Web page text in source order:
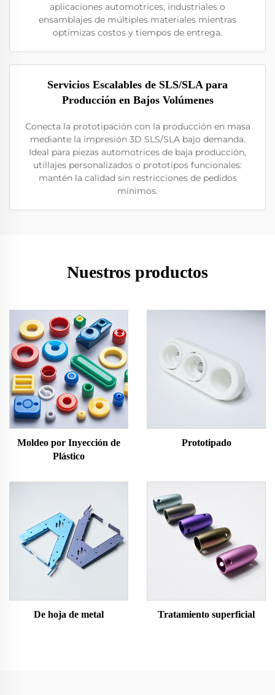
aplicaciones automotrices, industriales o
ensamblajes de múltiples materiales mientras
optimizas costos y tiempos de entrega.
Servicios Escalables de SLS/SLA para
Producción en Bajos Volúmenes
Conecta la prototipación con la producción en masa
mediante la impresión 3D SLS/SLA bajo demanda.
Ideal para piezas automotrices de baja producción,
utillajes personalizados o prototipos funcionales:
mantén la calidad sin restricciones de pedidos
mínimos.
Nuestros productos
Moldeo por Inyección de
Plástico
Prototipado
De hoja de metal Tratamiento superficial